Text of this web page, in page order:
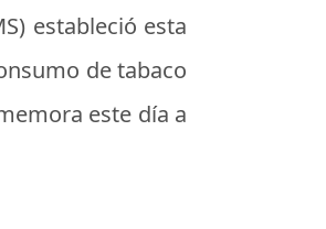
estableció esta
de tabaco
este día a